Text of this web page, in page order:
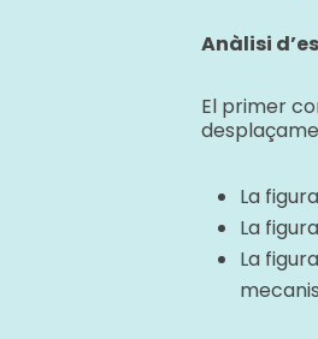
Anàlisi
El primer
La
La
La